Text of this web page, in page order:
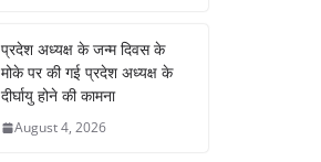
प्रदेश अध्यक्ष के जन्म दिवस के
मोके पर की गई प्रदेश अध्यक्ष के
दीर्घायु होने की कामना
August 4, 2026